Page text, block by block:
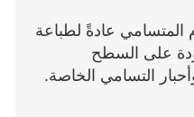
المتسامي عادةً لطباعة
على السطح
التسامي الخاصة.